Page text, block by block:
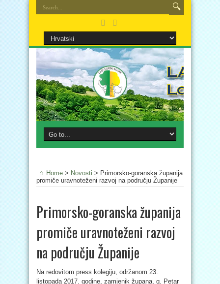
Home > Novosti > Primorsko-goranska županija
promiče uravnoteženi razvoj na području Županije
Primorsko-goranska županija
promiče uravnoteženi razvoj
na području Županije
Na redovitom press kolegiju, održanom 23.
listopada 2017. godine, zamjenik župana, g. Petar